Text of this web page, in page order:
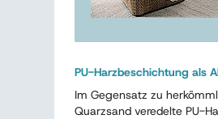
PU-Harzbeschichtung als
Im Gegensatz zu
Quarzsand veredelte PU-